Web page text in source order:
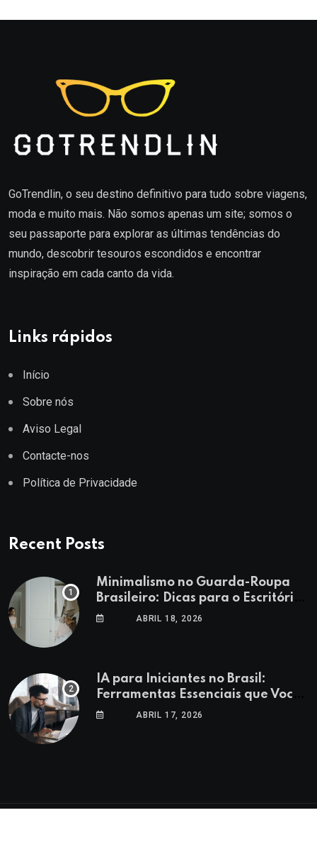
GoTrendlin, o seu destino definitivo para tudo sobre viagens,
moda e muito mais. Não somos apenas um site; somos o
seu passaporte para explorar as últimas tendências do
mundo, descobrir tesouros escondidos e encontrar
inspiração em cada canto da vida.
Links rápidos
Início
Sobre nós
Aviso Legal
Contacte-nos
Política de Privacidade
Recent Posts
Minimalismo no Guarda-Roupa
Brasileiro: Dicas para o Escritório
e LazerABRIL 18, 2026
IA para Iniciantes no Brasil:
Ferramentas Essenciais que Você
Precisa Conhecer
ABRIL 17, 2026